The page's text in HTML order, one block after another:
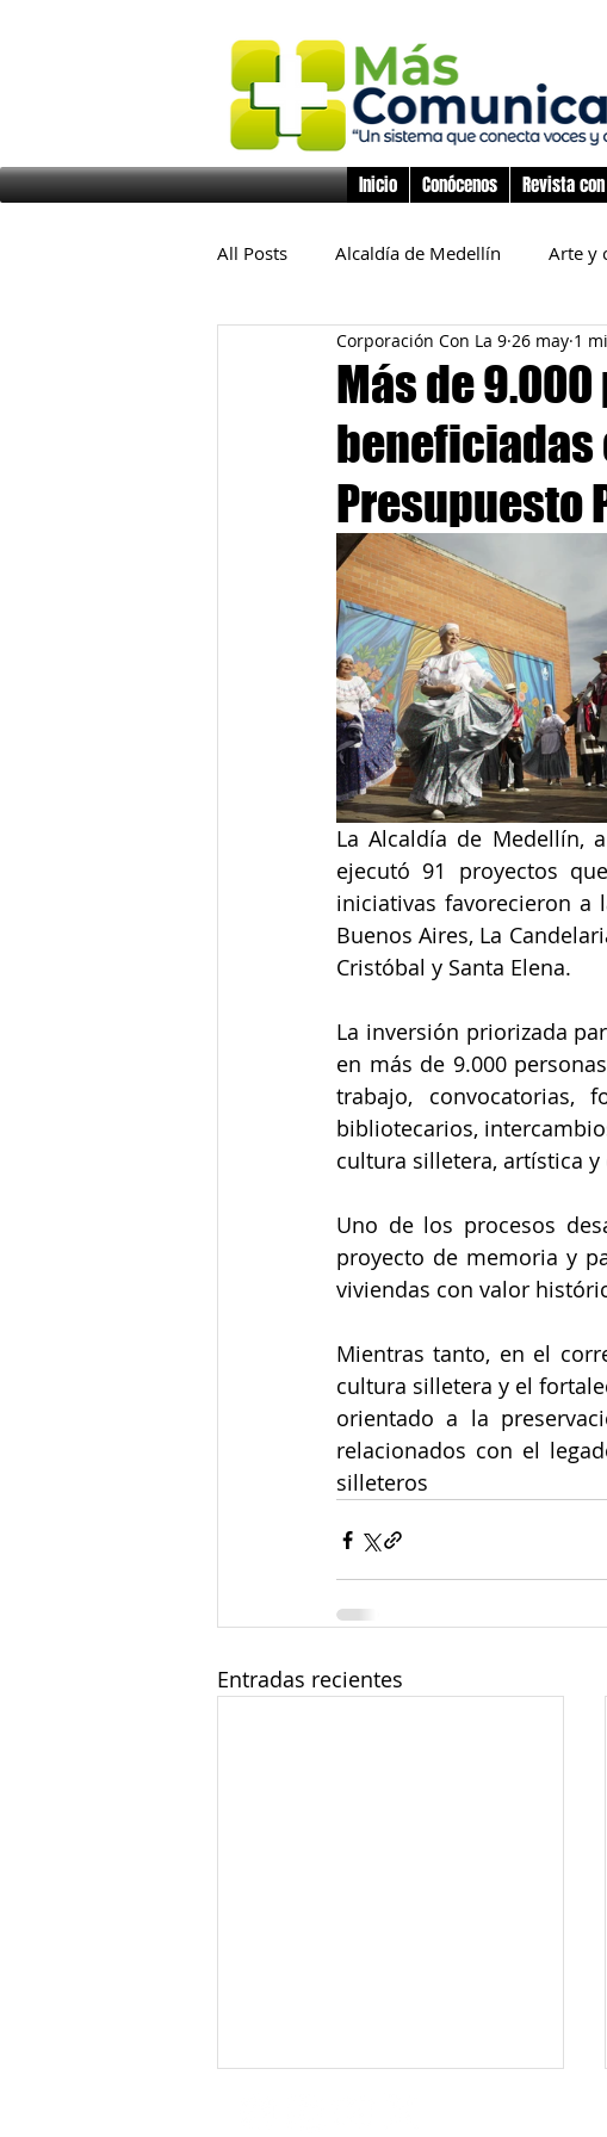
Inicio Conócenos Revista
All Posts Alcaldía de Medellín Arte y
Educación Derechos Humanos
Inclusión Social Infancia y
Junta de Acción Comunal Juventud
Medio ambiente Movilidad
Salud mental Secretaría de Salud
Más de
beneficiadas
Presupuesto
Corporación Con La 9 26 may 1
La Alcaldía de Medellín,
ejecutó 91 proyectos
iniciativas favorecieron a
Buenos Aires, La
Cristóbal y Santa Elena.
La inversión priorizada
en más de 9.000
trabajo, convocatorias,
bibliotecarios,
cultura silletera, artística y
Uno de los procesos
proyecto de memoria y
viviendas con valor
Mientras tanto, en el
cultura silletera y el
orientado a la
relacionados con el
silleteros
Entradas recientes